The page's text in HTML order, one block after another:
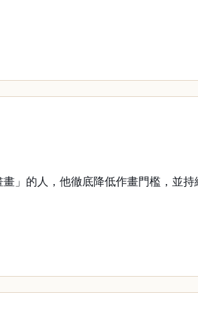
」的人，他徹底降低作畫門檻，並